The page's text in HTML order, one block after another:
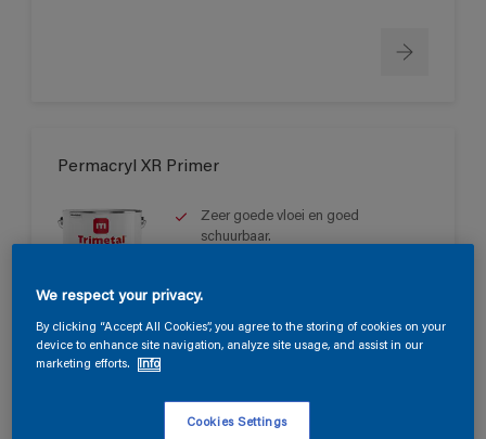
Permacryl XR Primer
Zeer goede vloei en goed
schuurbaar.
Sneldrogend met een goede
Alleen verkrijgbaar in de winkel
We respect your privacy.
By clicking “Accept All Cookies”, you agree to the storing of cookies on your
device to enhance site navigation, analyze site usage, and assist in our
marketing efforts.
Info
Cookies Settings